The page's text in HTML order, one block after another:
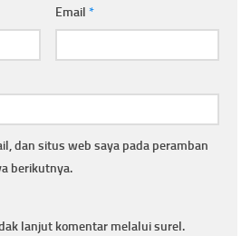
Email *
dan situs web saya pada peramban
berikutnya.
lanjut komentar melalui surel.